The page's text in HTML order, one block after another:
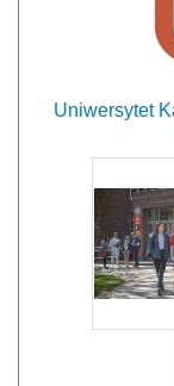
Uniwersytet